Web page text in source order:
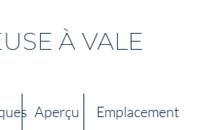
À VALE
Aperçu Emplacement